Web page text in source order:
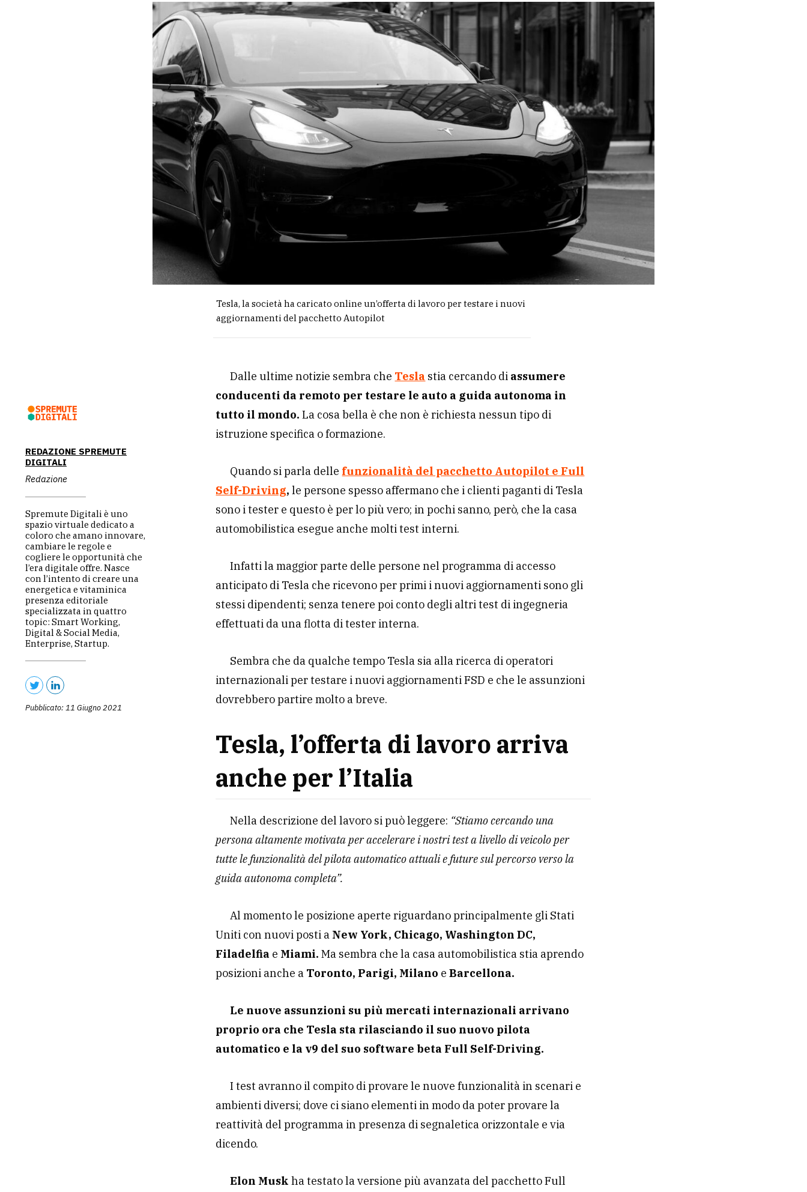
Tesla, la società ha caricato online un’offerta di lavoro per testare i nuovi
aggiornamenti del pacchetto Autopilot
REDAZIONE SPREMUTE
DIGITALI
Redazione
Spremute Digitali è uno
spazio virtuale dedicato a
coloro che amano innovare,
cambiare le regole e
cogliere le opportunità che
l’era digitale offre. Nasce
con l’intento di creare una
energetica e vitaminica
presenza editoriale
specializzata in quattro
topic: Smart Working,
Digital & Social Media,
Enterprise, Startup.
Pubblicato: 11 Giugno 2021
Dalle ultime notizie sembra che Tesla stia cercando di assumere
conducenti da remoto per testare le auto a guida autonoma in
tutto il mondo.La cosa bella è che non è richiesta nessun tipo di
istruzione specifica o formazione.
Quando si parla delle funzionalità del pacchetto Autopilot e Full
Self-Driving, le persone spesso affermano che i clienti paganti di Tesla
sono i tester e questo è per lo più vero; in pochi sanno, però, che la casa
automobilistica esegue anche molti test interni.
Infatti la maggior parte delle persone nel programma di accesso
anticipato di Tesla che ricevono per primi i nuovi aggiornamenti sono gli
stessi dipendenti; senza tenere poi conto degli altri test di ingegneria
effettuati da una flotta di tester interna.
Sembra che da qualche tempo Tesla sia alla ricerca di operatori
internazionali per testare i nuovi aggiornamenti FSD e che le assunzioni
dovrebbero partire molto a breve.
Tesla, l’offerta di lavoro arriva
anche per l’Italia
Nella descrizione del lavoro si può leggere: “Stiamo cercando una
persona altamente motivata per accelerare i nostri test a livello di veicolo per
tutte le funzionalità del pilota automatico attuali e future sul percorso verso la
guida autonoma completa”.
Al momento le posizione aperte riguardano principalmente gli Stati
Uniti con nuovi posti a New York, Chicago, Washington DC,
Filadelfia e Miami.Ma sembra che la casa automobilistica stia aprendo
posizioni anche a Toronto, Parigi, Milano eBarcellona.
Le nuove assunzioni su più mercati internazionali arrivano
proprio ora che Tesla sta rilasciando il suo nuovo pilota
automatico e la v9 del suo software beta Full Self-Driving.
I test avranno il compito di provare le nuove funzionalità in scenari e
ambienti diversi; dove ci siano elementi in modo da poter provare la
reattività del programma in presenza di segnaletica orizzontale e via
dicendo.
Elon Muskha testato la versione più avanzata del pacchetto Full